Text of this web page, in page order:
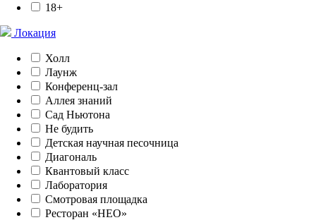
18+
Локация
Холл
Лаунж
Конференц-зал
Аллея знаний
Сад Ньютона
Не будить
Детская научная песочница
Диагональ
Квантовый класс
Лаборатория
Смотровая площадка
Ресторан «НЕО»